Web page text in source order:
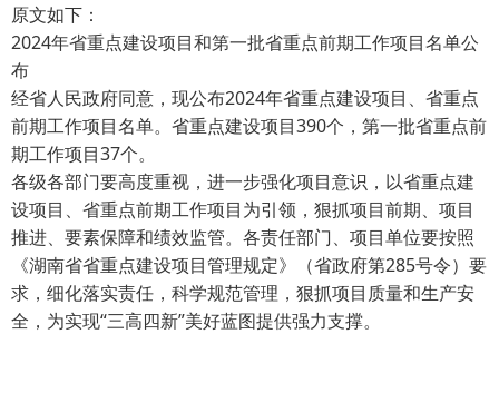
原文如下：
2024年省重点建设项目和第一批省重点前期工作项目名单公
布
经省人民政府同意，现公布2024年省重点建设项目、省重点
前期工作项目名单。省重点建设项目390个，第一批省重点前
期工作项目37个。
各级各部门要高度重视，进一步强化项目意识，以省重点建
设项目、省重点前期工作项目为引领，狠抓项目前期、项目
推进、要素保障和绩效监管。各责任部门、项目单位要按照
《湖南省省重点建设项目管理规定》（省政府第285号令）要
求，细化落实责任，科学规范管理，狠抓项目质量和生产安
全，为实现“三高四新”美好蓝图提供强力支撑。